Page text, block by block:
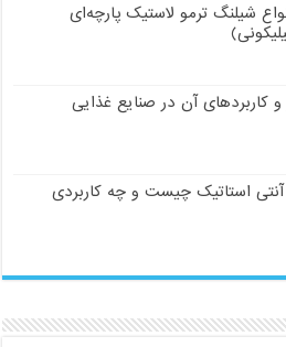
شیلنگ ترمو لاستیک پارچه‌ای
و کاربردهای آن در صنایع غذایی
استاتیک چیست و چه کاربردی